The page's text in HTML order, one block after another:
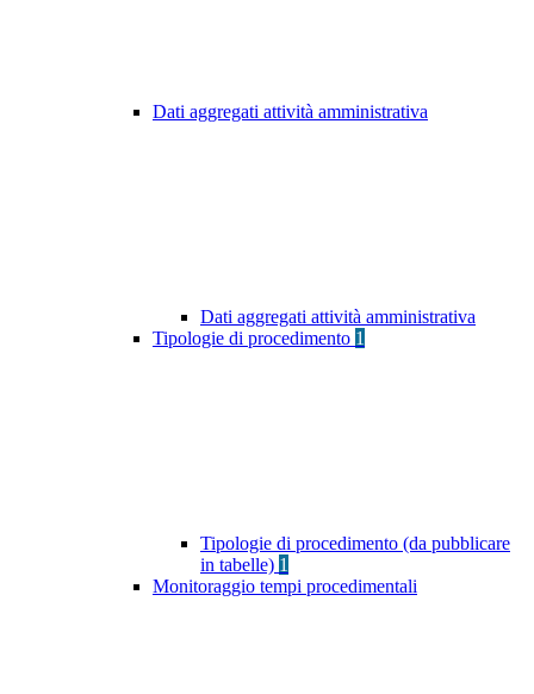
Dati aggregati attività amministrativa
Dati aggregati attività amministrativa
Tipologie di procedimento 1
Tipologie di procedimento (da pubblicare
in tabelle) 1
Monitoraggio tempi procedimentali